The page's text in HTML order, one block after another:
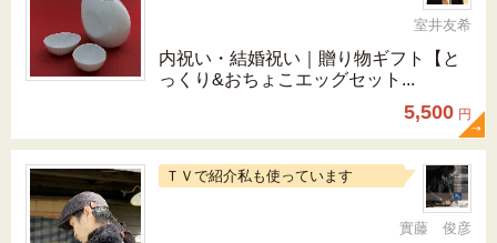
室井友希
内祝い・結婚祝い｜贈り物ギフト【と
っくり&おちょこエッグセット...
5,500 円
ＴＶで紹介私も使っています
實藤 俊彦